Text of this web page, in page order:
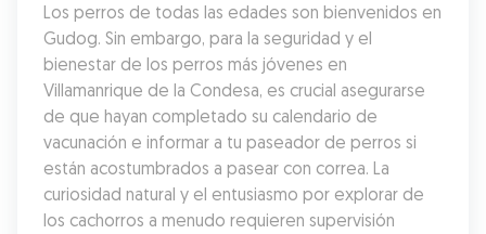
Los perros de todas las edades son bienvenidos en
Gudog. Sin embargo, para la seguridad y el
bienestar de los perros más jóvenes en
Villamanrique de la Condesa, es crucial asegurarse
de que hayan completado su calendario de
vacunación e informar a tu paseador de perros si
están acostumbrados a pasear con correa. La
curiosidad natural y el entusiasmo por explorar de
los cachorros a menudo requieren supervisión